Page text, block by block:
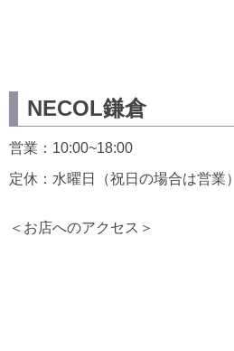
NECOL鎌倉
営業：10:00~18:00
定休：水曜日（祝日の場合は営業）
＜お店へのアクセス＞